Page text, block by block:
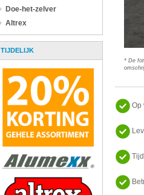
Doe-het-zelver
Altrex
TIJDELIJK
* De
Op